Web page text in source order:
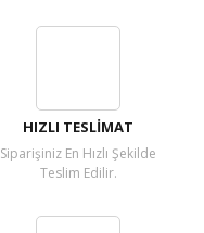
HIZLI TESLİMAT
Siparişiniz En Hızlı Şekilde
Teslim Edilir.